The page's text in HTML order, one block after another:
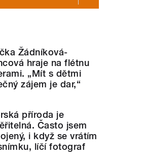
Žádníková-
hraje na flétnu
„Mít s dětmi
zájem je dar,“
příroda je
Často jsem
i když se vrátím
líčí fotograf